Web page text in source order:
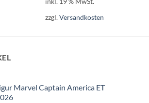
zzgl.Versandkosten
Marvel Captain America ET